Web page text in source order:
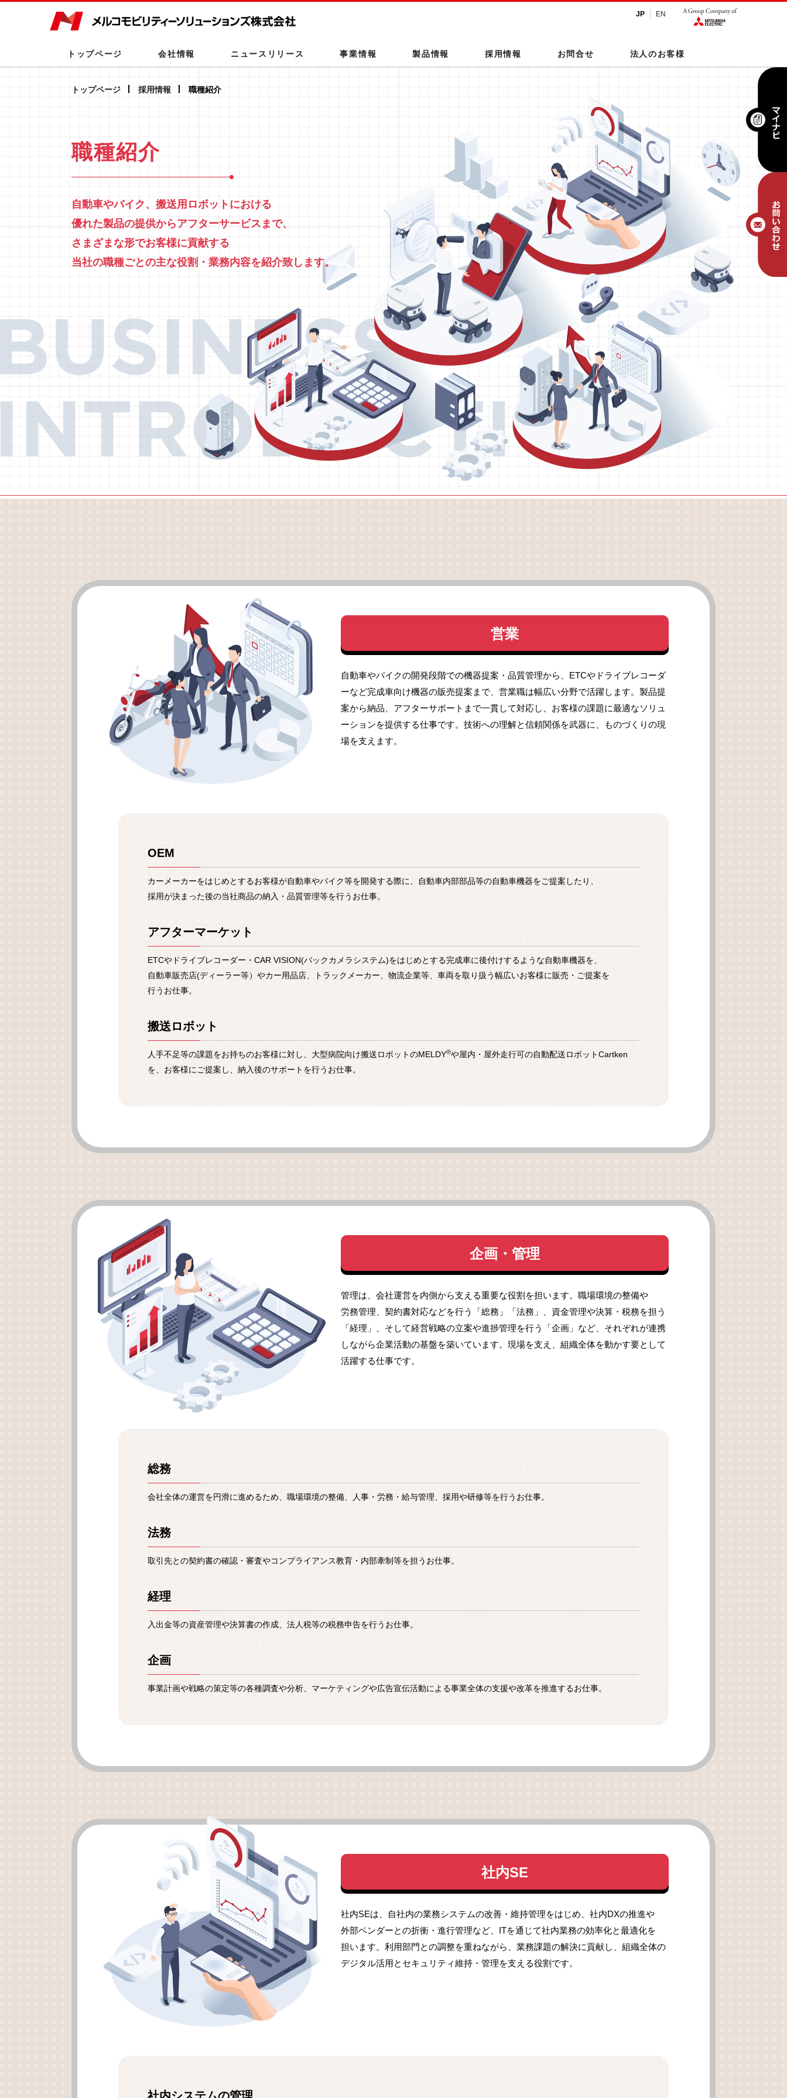
JP EN
トップページ 会社情報 ニュースリリース 事業情報 製品情報 採用情報 お問合せ 法人のお客様
トップページ 採用情報 職種紹介
職種紹介
自動車やバイク、搬送用ロボットにおける
優れた製品の提供からアフターサービスまで、
さまざまな形でお客様に貢献する
当社の職種ごとの主な役割・業務内容を紹介致します。
営業
自動車やバイクの開発段階での機器提案・品質管理から、ETCやドライブレコーダ
ーなど完成車向け機器の販売提案まで、営業職は幅広い分野で活躍します。製品提
案から納品、アフターサポートまで一貫して対応し、お客様の課題に最適なソリュ
ーションを提供する仕事です。技術への理解と信頼関係を武器に、ものづくりの現
場を支えます。
OEM
カーメーカーをはじめとするお客様が自動車やバイク等を開発する際に、自動車内部部品等の自動車機器をご提案したり、
採用が決まった後の当社商品の納入・品質管理等を行うお仕事。
アフターマーケット
ETCやドライブレコーダー・CAR VISION(バックカメラシステム)をはじめとする完成車に後付けするような自動車機器を、
自動車販売店(ディーラー等）やカー用品店、トラックメーカー、物流企業等、車両を取り扱う幅広いお客様に販売・ご提案を
行うお仕事。
搬送ロボット
人手不足等の課題をお持ちのお客様に対し、大型病院向け搬送ロボットのMELDY®や屋内・屋外走行可の自動配送ロボットCartken
を、お客様にご提案し、納入後のサポートを行うお仕事。
企画・管理
管理は、会社運営を内側から支える重要な役割を担います。職場環境の整備や
労務管理、契約書対応などを行う「総務」「法務」、資金管理や決算・税務を担う
「経理」、そして経営戦略の立案や進捗管理を行う「企画」など、それぞれが連携
しながら企業活動の基盤を築いています。現場を支え、組織全体を動かす要として
活躍する仕事です。
総務
会社全体の運営を円滑に進めるため、職場環境の整備、人事・労務・給与管理、採用や研修等を行うお仕事。
法務
取引先との契約書の確認・審査やコンプライアンス教育・内部牽制等を担うお仕事。
経理
入出金等の資産管理や決算書の作成、法人税等の税務申告を行うお仕事。
企画
事業計画や戦略の策定等の各種調査や分析、マーケティングや広告宣伝活動による事業全体の支援や改革を推進するお仕事。
社内SE
社内SEは、自社内の業務システムの改善・維持管理をはじめ、社内DXの推進や
外部ベンダーとの折衝・進行管理など、ITを通じて社内業務の効率化と最適化を
担います。利用部門との調整を重ねながら、業務課題の解決に貢献し、組織全体の
デジタル活用とセキュリティ維持・管理を支える役割です。